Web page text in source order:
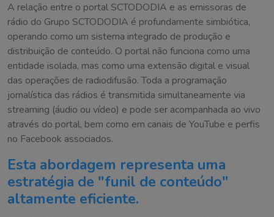
A relação entre o portal SCTODODIA e as emissoras de
rádio do Grupo SCTODODIA é profundamente simbiótica,
operando como um sistema integrado de produção e
distribuição de conteúdo. O portal não funciona como uma
entidade isolada, mas como uma extensão digital e visual
das operações de radiodifusão. Toda a programação
jornalística das rádios é transmitida simultaneamente via
streaming (áudio ou vídeo) e pode ser acompanhada ao vivo
através do portal, bem como em canais de YouTube e perfis
no Facebook associados.
Esta abordagem representa uma
estratégia de "funil de conteúdo"
altamente eficiente.